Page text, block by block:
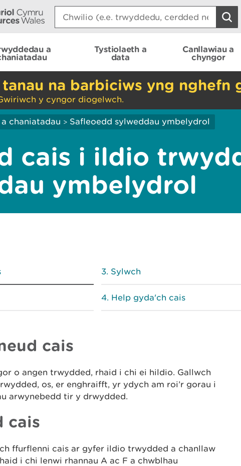
Search:
a
Tystiolaeth a
data
Canllawiau a
chyngor
na barbiciws yng nghefn
y cyngor diogelwch.
chaniatadau > Safleoedd sylweddau ymbelydrol
cais i ildio
ymbelydrol
Sylwch
Help gyda'ch cais
cais
o angen trwydded, rhaid i chi ei hildio. Gallwch
os, er enghraifft, yr ydych am roi’r gorau i
arwynebedd tir y drwydded.
cais
ffurflenni cais ar gyfer ildio trwydded a chanllaw
i chi lenwi rhannau A ac F a chwblhau